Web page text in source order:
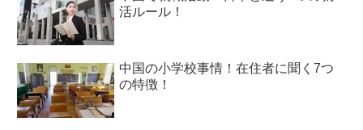
活ルール！
中国の小学校事情！在住者に聞く7つ
の特徴！